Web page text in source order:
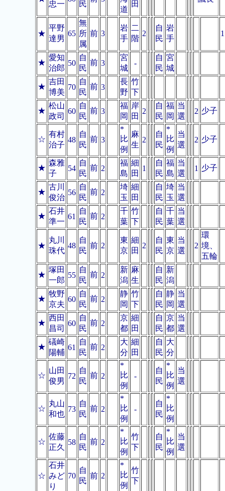
忠一
民
道
田
★
平野
達男
65
無
所
属
前 3
岩
手
二
階
2
自
民
岩
手
1
★
愛知
治郎
50
自
民
前 3
宮
城
-
自
民
宮
城
★
吉田
博美
70
自
民
前 3
長
野
竹
下
★
松山
政司
60
自
民
前 3
福
岡
岸
田
2
自
民
福
岡
当
選
2 少子
☆
有村
治子
48
自
民
前 3
*
比
例
麻
生
2
自
民
*
比
例
当
選
2 少子
★
森雅
子
54
自
民
前 2
福
島
細
田
1
自
民
福
島
当
選
1 少子
★
古川
俊治
56
自
民
前 2
埼
玉
細
田
自
民
埼
玉
当
選
★
石井
準一
61
自
民
前 2
千
葉
竹
下
自
民
千
葉
当
選
★
丸川
珠代
48
自
民
前 2
東
京
細
田
2
自
民
東
京
当
選
2
環
境、
五輪
★
塚田
一郎
55
自
民
前 2
新
潟
麻
生
自
民
新
潟
★
牧野
京夫
60
自
民
前 2
静
岡
竹
下
自
民
静
岡
当
選
★
西田
昌司
60
自
民
前 2
京
都
細
田
自
民
京
都
当
選
★
礒崎
陽輔
61
自
民
前 2
大
分
細
田
自
民
大
分
☆
山田
俊男
72
自
民
前 2
*
比
例
-
自
民
*
比
例
当
選
☆
丸山
和也
73
自
民
前 2
*
比
例
-
自
民
*
比
例
☆
佐藤
正久
58
自
民
前 2
*
比
例
竹
下
自
民
*
比
例
当
選
☆
石井
みど
り
70
自
民
前 2
*
比
例
竹
下